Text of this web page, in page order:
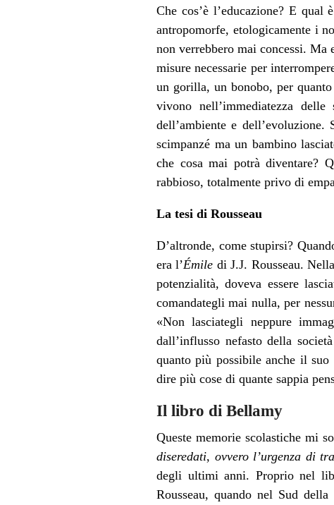
Che cos’è l’educazione? E
antropomorfe, etologicamente i
non verrebbero mai concessi.
misure necessarie per
un gorilla, un bonobo, per
vivono nell’immediatezza
dell’ambiente e
scimpanzé ma un bambino
che cosa mai potrà diventare?
rabbioso, totalmente privo di
La tesi di Rousseau
D’altronde, come stupirsi?
era l’Émile di J.J. Rousseau.
potenzialità, doveva essere
comandategli mai nulla, per
«Non lasciategli neppure
dall’influsso nefasto della
quanto più possibile anche il
dire più cose di quante sappia
Il libro di Bellamy
Queste memorie scolastiche mi
diseredati, ovvero l’urgenza di
degli ultimi anni. Proprio nel
Rousseau, quando nel Sud